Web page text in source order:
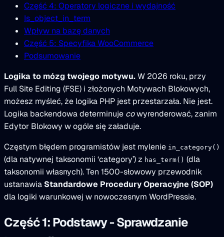
Część 4: Operatory logiczne i wydajność
Is_object_in_term
Wpływ na bazę danych
Część 5: Specyfika WooCommerce
Podsumowanie
Logika to mózg twojego motywu.W 2026 roku, przy
Full Site Editing (FSE) i złożonych Motywach Blokowych,
możesz myśleć, że logika PHP jest przestarzała. Nie jest.
Logika backendowa determinuje cowyrenderować, zanim
Edytor Blokowy w ogóle się załaduje.
Częstym błędem programistów jest mylenie in_category()
(dla natywnej taksonomii ‘category’) z has_term() (dla
taksonomii własnych). Ten 1500-słowowy przewodnik
ustanawia Standardowe Procedury Operacyjne (SOP)
dla logiki warunkowej w nowoczesnym WordPressie.
Część 1: Podstawy - Sprawdzanie